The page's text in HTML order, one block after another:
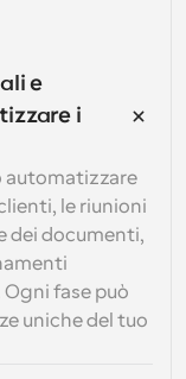
e
i
automatizzare
le riunioni
dei documenti,
fase può
uniche del tuo